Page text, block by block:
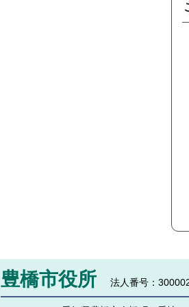
豊橋市役所 法人番号：